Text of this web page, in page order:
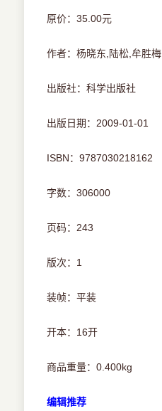
原价：35.00元
作者：杨晓东,陆松,牟胜梅
出版社：科学出版社
出版日期：2009-01-01
ISBN：9787030218162
字数：306000
页码：243
版次：1
装帧：平装
开本：16开
商品重量：0.400kg
编辑推荐